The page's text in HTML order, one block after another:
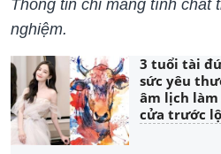
Thông tin chỉ mang tính chất
nghiệm.
3 tuổi tài
sức yêu
âm lịch
cửa trước